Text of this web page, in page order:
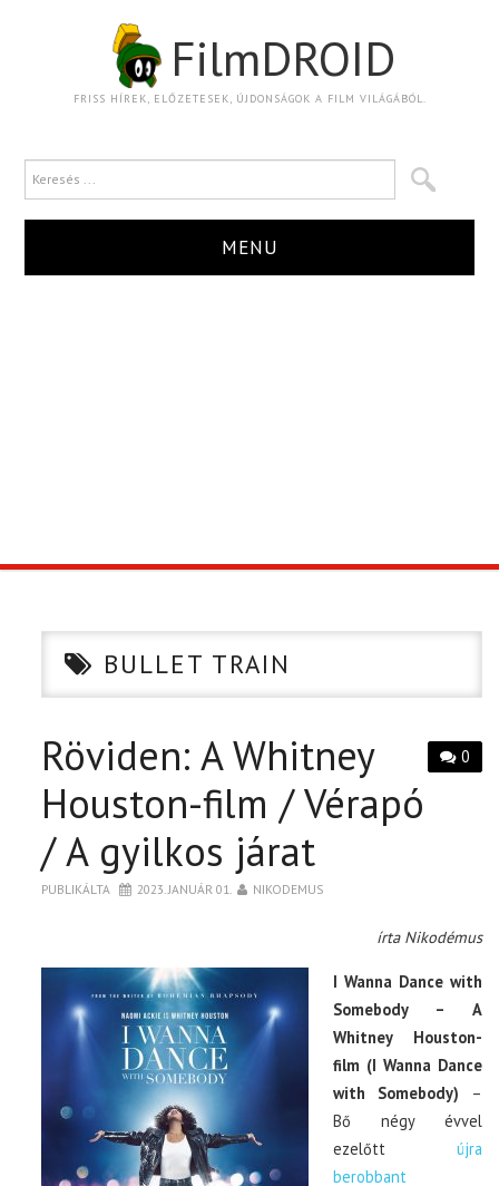
FilmDROID
FRISS HÍREK, ELŐZETESEK, ÚJDONSÁGOK A FILM VILÁGÁBÓL.
MENU
CIKK
PÓLÓ RENDELÉS
BULLET TRAIN
0
Röviden: A Whitney
Houston-film / Vérapó
/ A gyilkos járat
PUBLIKÁLTA 2023. JANUÁR 01. NIKODEMUS
írta Nikodémus
I Wanna Dance with
Somebody – A
Whitney Houston-
film (I Wanna Dance
with Somebody) –
Bő négy évvel
ezelőtt újra
berobbant